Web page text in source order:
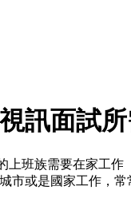
訊面試
班族需要在家工
市或是國家工作，